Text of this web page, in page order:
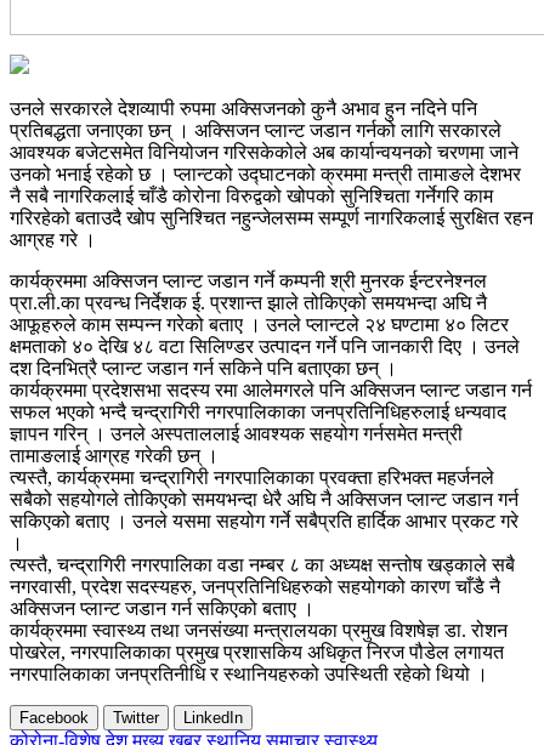
उनले सरकारले देशव्यापी रुपमा अक्सिजनको कुनै अभाव हुन नदिने पनि
प्रतिबद्धता जनाएका छन् । अक्सिजन प्लान्ट जडान गर्नको लागि सरकारले
आवश्यक बजेटसमेत विनियोजन गरिसकेकोले अब कार्यान्वयनको चरणमा जाने
उनको भनाई रहेको छ । प्लान्टको उद्घाटनको क्रममा मन्त्री तामाङले देशभर
नै सबै नागरिकलाई चाँडै कोरोना विरुद्वको खोपको सुनिश्चिता गर्नेगरि काम
गरिरहेको बताउदै खोप सुनिश्चित नहुन्जेलसम्म सम्पूर्ण नागरिकलाई सुरक्षित रहन
आग्रह गरे ।
कार्यक्रममा अक्सिजन प्लान्ट जडान गर्ने कम्पनी श्री मुनरक ईन्टरनेश्नल
प्रा.ली.का प्रवन्ध निर्देशक ई. प्रशान्त झाले तोकिएको समयभन्दा अघि नै
आफूहरुले काम सम्पन्न गरेको बताए । उनले प्लान्टले २४ घण्टामा ४० लिटर
क्षमताको ४० देखि ४८ वटा सिलिण्डर उत्पादन गर्ने पनि जानकारी दिए । उनले
दश दिनभित्रै प्लान्ट जडान गर्न सकिने पनि बताएका छन् ।
कार्यक्रममा प्रदेशसभा सदस्य रमा आलेमगरले पनि अक्सिजन प्लान्ट जडान गर्न
सफल भएको भन्दै चन्द्रागिरी नगरपालिकाका जनप्रतिनिधिहरुलाई धन्यवाद
ज्ञापन गरिन् । उनले अस्पताललाई आवश्यक सहयोग गर्नसमेत मन्त्री
तामाङलाई आग्रह गरेकी छन् ।
त्यस्तै, कार्यक्रममा चन्द्रागिरी नगरपालिकाका प्रवक्ता हरिभक्त महर्जनले
सबैको सहयोगले तोकिएको समयभन्दा धेरै अघि नै अक्सिजन प्लान्ट जडान गर्न
सकिएको बताए । उनले यसमा सहयोग गर्ने सबैप्रति हार्दिक आभार प्रकट गरे
।
त्यस्तै, चन्द्रागिरी नगरपालिका वडा नम्बर ८ का अध्यक्ष सन्तोष खड्काले सबै
नगरवासी, प्रदेश सदस्यहरु, जनप्रतिनिधिहरुको सहयोगको कारण चाँडै नै
अक्सिजन प्लान्ट जडान गर्न सकिएको बताए ।
कार्यक्रममा स्वास्थ्य तथा जनसंख्या मन्त्रालयका प्रमुख विशषेज्ञ डा. रोशन
पोखरेल, नगरपालिकाका प्रमुख प्रशासकिय अधिकृत निरज पौडेल लगायत
नगरपालिकाका जनप्रतिनीधि र स्थानियहरुको उपस्थिती रहेको थियो ।
Facebook Twitter LinkedIn
कोरोना-विशेष देश मुख्य खबर स्थानिय समाचार स्वास्थ्य